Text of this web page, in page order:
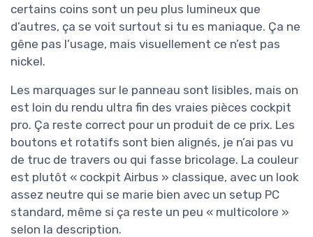
certains coins sont un peu plus lumineux que
d’autres, ça se voit surtout si tu es maniaque. Ça ne
gêne pas l’usage, mais visuellement ce n’est pas
nickel.
Les marquages sur le panneau sont lisibles, mais on
est loin du rendu ultra fin des vraies pièces cockpit
pro. Ça reste correct pour un produit de ce prix. Les
boutons et rotatifs sont bien alignés, je n’ai pas vu
de truc de travers ou qui fasse bricolage. La couleur
est plutôt « cockpit Airbus » classique, avec un look
assez neutre qui se marie bien avec un setup PC
standard, même si ça reste un peu « multicolore »
selon la description.